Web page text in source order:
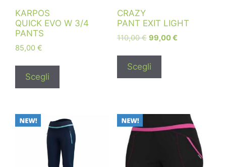
KARPOS
QUICK EVO W 3/4
PANTS
85,00 €
Scegli
CRAZY
PANT EXIT LIGHT
110,00€ 99,00€
Scegli